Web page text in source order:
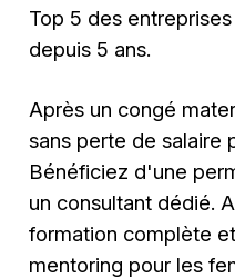
Top 5 des
depuis 5 ans.
Après un congé
sans perte de salaire
Bénéficiez d'une
un consultant dédié.
formation complète
mentoring pour les